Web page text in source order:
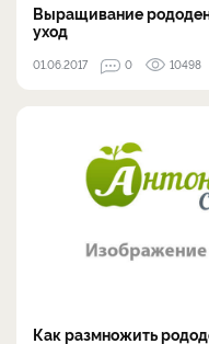
Выращивание
уход
01.06.2017 0 10498
Как размножить